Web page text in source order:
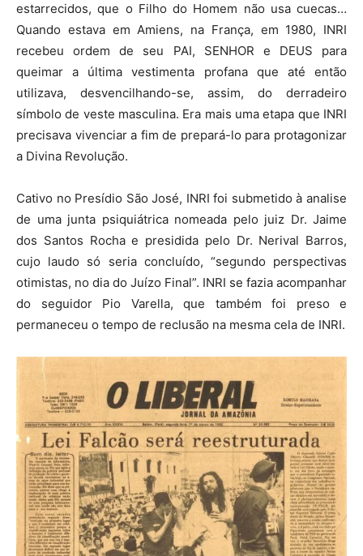
estarrecidos, que o Filho do Homem não usa cuecas…
Quando estava em Amiens, na França, em 1980, INRI
recebeu ordem de seu PAI, SENHOR e DEUS para
queimar a última vestimenta profana que até então
utilizava, desvencilhando-se, assim, do derradeiro
símbolo de veste masculina. Era mais uma etapa que INRI
precisava vivenciar a fim de prepará-lo para protagonizar
a Divina Revolução.
Cativo no Presídio São José, INRI foi submetido à analise
de uma junta psiquiátrica nomeada pelo juiz Dr. Jaime
dos Santos Rocha e presidida pelo Dr. Nerival Barros,
cujo laudo só seria concluído, “segundo perspectivas
otimistas, no dia do Juízo Final”. INRI se fazia acompanhar
do seguidor Pio Varella, que também foi preso e
permaneceu o tempo de reclusão na mesma cela de INRI.